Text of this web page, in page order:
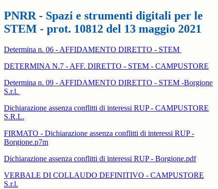
PNRR - Spazi e strumenti digitali per le
STEM - prot. 10812 del 13 maggio 2021
Determina n. 06 - AFFIDAMENTO DIRETTO - STEM
DETERMINA N.7 - AFF. DIRETTO - STEM - CAMPUSTORE
Determina n. 09 - AFFIDAMENTO DIRETTO - STEM -Borgione
S.r.l.
Dichiarazione assenza conflitti di interessi RUP - CAMPUSTORE
S.R.L.
FIRMATO - Dichiarazione assenza conflitti di interessi RUP -
Borgione.p7m
Dichiarazione assenza conflitti di interessi RUP - Borgione.pdf
VERBALE DI COLLAUDO DEFINITIVO - CAMPUSTORE
S.r.l.